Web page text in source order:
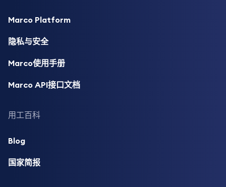
Marco Platform
隐私与安全
Marco使用手册
Marco API接口文档
用工百科
Blog
国家简报